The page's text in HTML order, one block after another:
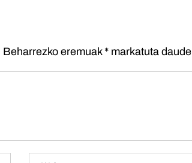
Beharrezko eremuak * markatuta daude